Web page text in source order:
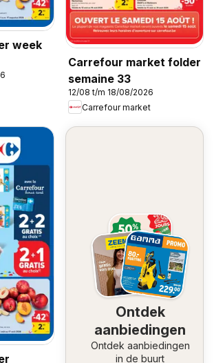
week
Carrefour market folder
semaine 33
12/08 t/m 18/08/2026
Carrefour market
Ontdek
aanbiedingen
Ontdek aanbiedingen
in de buurt